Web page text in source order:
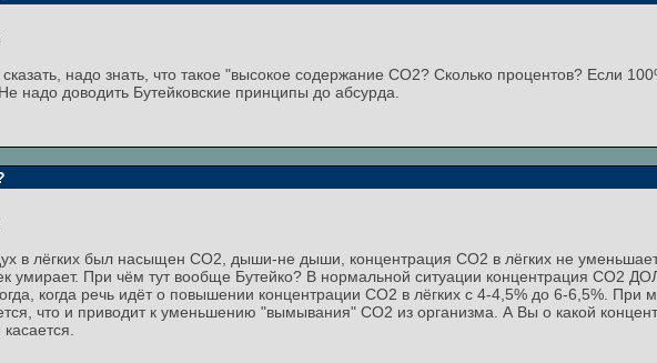
надо знать, что такое "высокое содержание СО2? Сколько процентов? Если
надо доводить Бутейковские принципы до абсурда.
в лёгких был насыщен СО2, дыши-не дыши, концентрация СО2 в лёгких не
умирает. При чём тут вообще Бутейко? В нормальной ситуации концентрация СО2
когда речь идёт о повышении концентрации СО2 в лёгких с 4-4,5% до 6-6,5%. При
что и приводит к уменьшению "вымывания" СО2 из организма. А Вы о какой